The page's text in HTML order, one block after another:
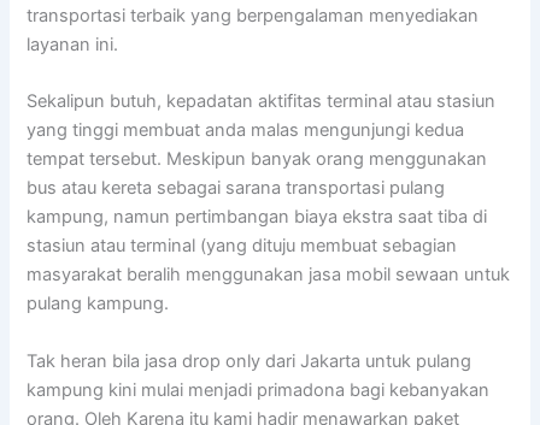
transportasi terbaik yang berpengalaman menyediakan
layanan ini.
Sekalipun butuh, kepadatan aktifitas terminal atau stasiun
yang tinggi membuat anda malas mengunjungi kedua
tempat tersebut. Meskipun banyak orang menggunakan
bus atau kereta sebagai sarana transportasi pulang
kampung, namun pertimbangan biaya ekstra saat tiba di
stasiun atau terminal (yang dituju membuat sebagian
masyarakat beralih menggunakan jasa mobil sewaan untuk
pulang kampung.
Tak heran bila jasa drop only dari Jakarta untuk pulang
kampung kini mulai menjadi primadona bagi kebanyakan
orang. Oleh Karena itu kami hadir menawarkan paket